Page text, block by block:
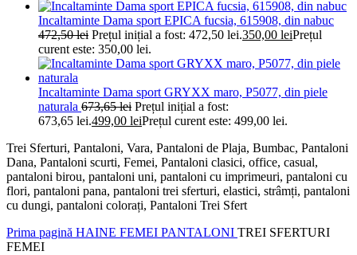
Incaltaminte Dama sport EPICA fucsia, 615908, din nabuc
472,50lei Prețul inițial a fost: 472,50 lei.350,00 leiPrețul
curent este: 350,00 lei.
Incaltaminte Dama sport GRYXX maro, P5077, din piele
naturala 673,65lei Prețul inițial a fost:
673,65 lei.499,00 leiPrețul curent este: 499,00 lei.
Trei Sferturi, Pantaloni, Vara, Pantaloni de Plaja, Bumbac, Pantaloni
Dana, Pantaloni scurti, Femei, Pantaloni clasici, office, casual,
pantaloni birou, pantaloni uni, pantaloni cu imprimeuri, pantaloni cu
flori, pantaloni pana, pantaloni trei sferturi, elastici, strâmți, pantaloni
cu dungi, pantaloni colorați, Pantaloni Trei Sfert
Prima pagină HAINE FEMEI PANTALONI TREI SFERTURI
FEMEI